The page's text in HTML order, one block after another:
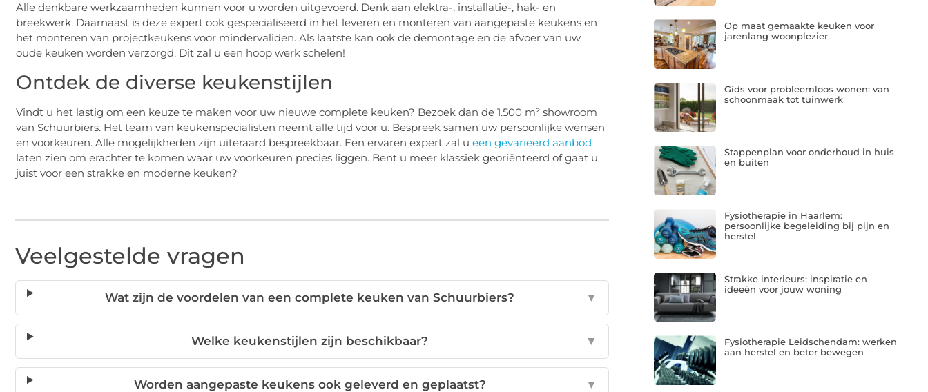
Alle denkbare werkzaamheden kunnen voor u worden uitgevoerd. Denk aan elektra-, installatie-, hak- en
breekwerk. Daarnaast is deze expert ook gespecialiseerd in het leveren en monteren van aangepaste keukens en
het monteren van projectkeukens voor mindervaliden. Als laatste kan ook de demontage en de afvoer van uw
oude keuken worden verzorgd. Dit zal u een hoop werk schelen!
Ontdek de diverse keukenstijlen
Vindt u het lastig om een keuze te maken voor uw nieuwe complete keuken? Bezoek dan de 1.500 m² showroom
van Schuurbiers. Het team van keukenspecialisten neemt alle tijd voor u. Bespreek samen uw persoonlijke wensen
en voorkeuren. Alle mogelijkheden zijn uiteraard bespreekbaar. Een ervaren expert zal u een gevarieerd aanbod
laten zien om erachter te komen waar uw voorkeuren precies liggen. Bent u meer klassiek georiënteerd of gaat u
juist voor een strakke en moderne keuken?
Veelgestelde vragen
Wat zijn de voordelen van een complete keuken van Schuurbiers? ▼
Welke keukenstijlen zijn beschikbaar? ▼
Worden aangepaste keukens ook geleverd en geplaatst? ▼
Op maat gemaakte keuken voor
jarenlang woonplezier
Gids voor probleemloos wonen: van
schoonmaak tot tuinwerk
Stappenplan voor onderhoud in huis
en buiten
Fysiotherapie in Haarlem:
persoonlijke begeleiding bij pijn en
herstel
Strakke interieurs: inspiratie en
ideeën voor jouw woning
Fysiotherapie Leidschendam: werken
aan herstel en beter bewegen